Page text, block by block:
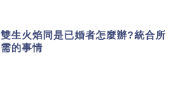
雙生火焰同是已婚者怎麼辦?統合所
需的事情